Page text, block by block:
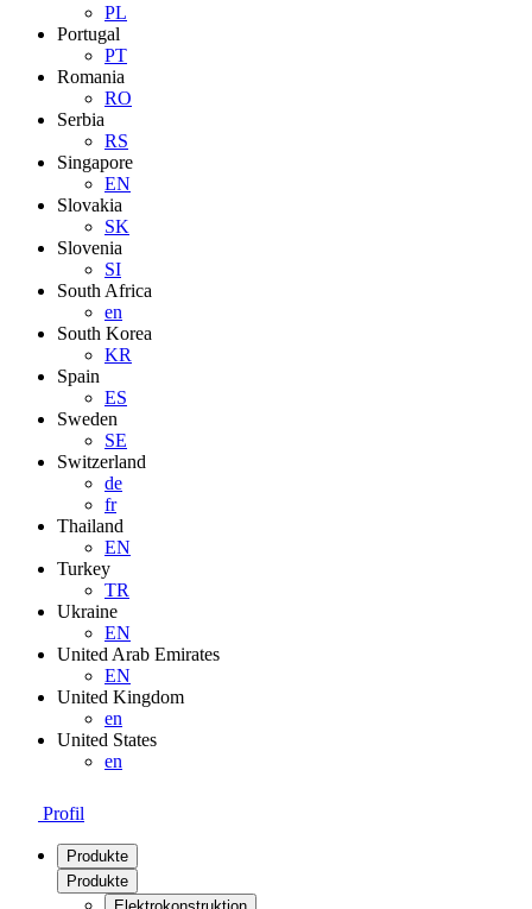
PL
Portugal
PT
Romania
RO
Serbia
RS
Singapore
EN
Slovakia
SK
Slovenia
SI
South Africa
en
South Korea
KR
Spain
ES
Sweden
SE
Switzerland
de
fr
Thailand
EN
Turkey
TR
Ukraine
EN
United Arab Emirates
EN
United Kingdom
en
United States
en
Profil
Produkte
Produkte